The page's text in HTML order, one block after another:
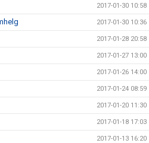
2017-01-30 10:58
2017-01-30 10:36
2017-01-28 20:58
2017-01-27 13:00
2017-01-26 14:00
2017-01-24 08:59
2017-01-20 11:30
2017-01-18 17:03
2017-01-13 16:20